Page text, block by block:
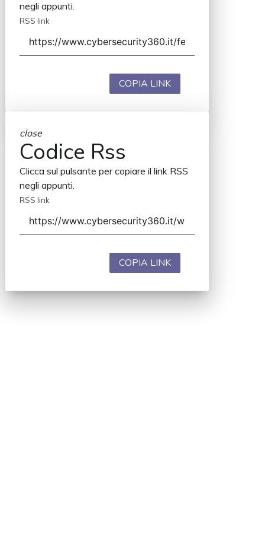
negli appunti.
RSS link
COPIA LINK
close
Codice Rss
Clicca sul pulsante per copiare il link RSS
negli appunti.
RSS link
COPIA LINK